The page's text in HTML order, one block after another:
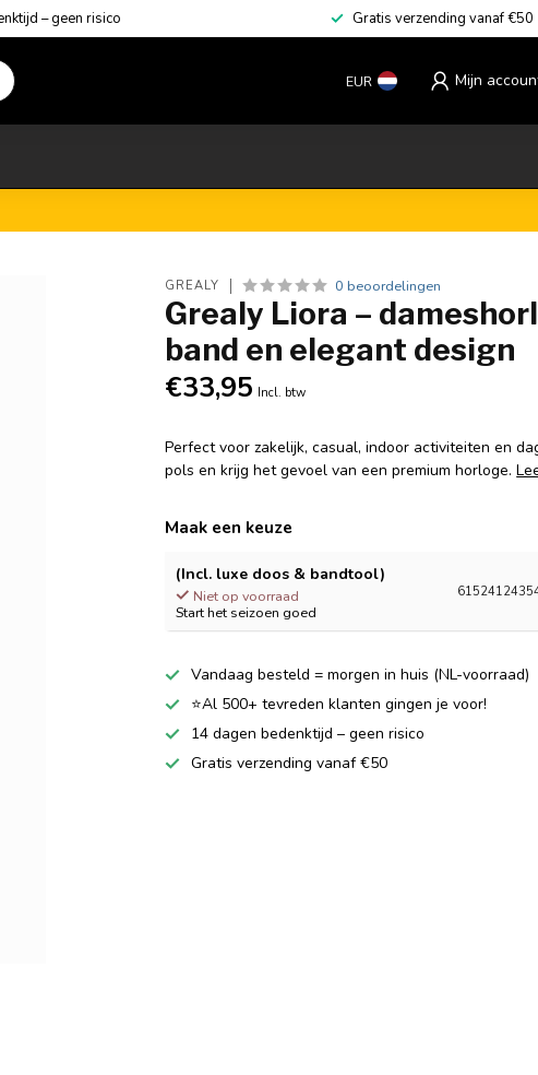
– geen risico Gratis verzending vanaf €50
EUR Mijn
GREALY 0 beoordelingen
Grealy Liora –
band en elegant design
€33,95 Incl. btw
Perfect voor zakelijk, casual, indoor activiteiten en
pols en krijg het gevoel van een premium horloge.
Maak een keuze
(Incl. luxe doos & bandtool)
Niet op voorraad
Start het seizoen goed
Vandaag besteld = morgen in huis (NL-voorraad)
⭐Al 500+ tevreden klanten gingen je voor!
14 dagen bedenktijd – geen risico
Gratis verzending vanaf €50